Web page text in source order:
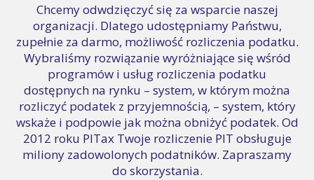
Chcemy odwdzięczyć się za wsparcie naszej
organizacji. Dlatego udostępniamy Państwu,
zupełnie za darmo, możliwość rozliczenia podatku.
Wybraliśmy rozwiązanie wyróżniające się wśród
programów i usług rozliczenia podatku
dostępnych na rynku – system, w którym można
rozliczyć podatek z przyjemnością, – system, który
wskaże i podpowie jak można obniżyć podatek. Od
2012 roku PITax Twoje rozliczenie PIT obsługuje
miliony zadowolonych podatników. Zapraszamy
do skorzystania.